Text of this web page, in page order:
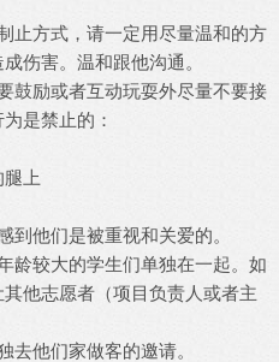
止方式，请一定用尽量温和的方
伤害。温和跟他沟通。
鼓励或者互动玩耍外尽量不要接
是禁止的：
上
到他们是被重视和关爱的。
龄较大的学生们单独在一起。如
他志愿者（项目负责人或者主
去他们家做客的邀请。